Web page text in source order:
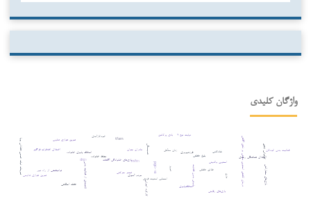
واژگان کلیدی
بلوغ عاطفی
طلاق عاطفی
زنان متأهل
تبریز
همبستگی
بازی‌های خانوادگی آگاهانه
نشاط خانواده
انعطاف پذیری خانواده شادکامی فرزندپروری
استرس والدینی
مادران جوان درمان کاهش استرس مبتنی بر ذهن آگاهی پذیرش بدون قضاوت مردم آمیزی
احساس امنیت فردی
اختلال اضطراب فراگیر
اختلال هماهنگی رشدی
خودکارآمدی
تبحر حرکتی بازی‌های مشارکتی
بازی‌های رقابتی
بادی پرکاشن
کارکرد اجرایی لذتمندی از فعالیت بدنی
کم‌توانی ذهنی فعالیت بدنی کودکان تمرینات ثبات عصبی عضلانی پویا توانبخشی از راه دور
وزن
انعطاف‌پذیری
دیابت نوع ۲
تمرین هوازی تداومی
تمرین هوازی تناوبی
pgc-۱α
tfam
mfn۱ drp۱
عضله اسکلتی